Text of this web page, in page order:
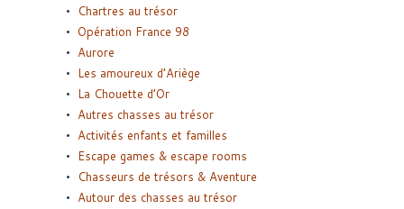
Chartres au trésor
Opération France 98
Aurore
Les amoureux d’Ariège
La Chouette d’Or
Autres chasses au trésor
Activités enfants et familles
Escape games & escape rooms
Chasseurs de trésors & Aventure
Autour des chasses au trésor